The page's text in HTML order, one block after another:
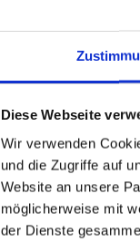
Diese Webseite
Wir verwenden
und die Zugriffe auf
Website an unsere
möglicherweise mit
der Dienste
Sechseckige